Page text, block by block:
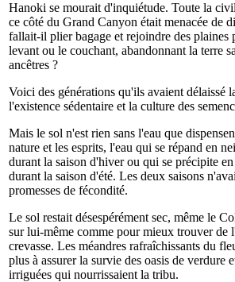
Hanoki se mourait d'inquiétude. Toute la
ce côté du Grand Canyon était menacée de
fallait-il plier bagage et rejoindre des plaines
levant ou le couchant, abandonnant la terre
ancêtres ?
Voici des générations qu'ils avaient délaissé
l'existence sédentaire et la culture des
Mais le sol n'est rien sans l'eau que
nature et les esprits, l'eau qui se répand en
durant la saison d'hiver ou qui se précipite
durant la saison d'été. Les deux saisons
promesses de fécondité.
Le sol restait désespérément sec, même le
sur lui-même comme pour mieux trouver de
crevasse. Les méandres rafraîchissants du
plus à assurer la survie des oasis de verdure
irriguées qui nourrissaient la tribu.